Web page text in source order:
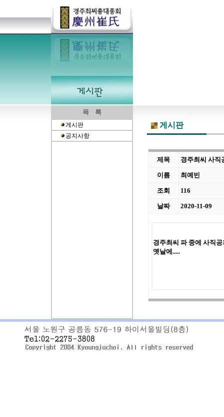
목 록
게시판
공지사항
게시판
제목 경주최씨 사직
이름 최예빈
조회 116
날짜 2020-11-09
경주최씨 파 중에 사직
옛날에.....